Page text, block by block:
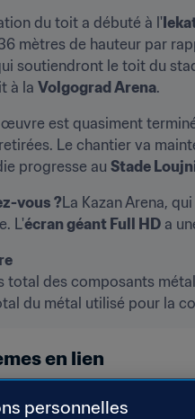
du toit a débuté à l'
mètres de hauteur par
soutiendront le toit du
à la Volgograd Arena.
est quasiment
Le chantier va
progresse au Stade
vous ?La Kazan Arena,
L'écran géant Full HD a
total des composants
du métal utilisé pour la
en lien
UEFA
personnelles